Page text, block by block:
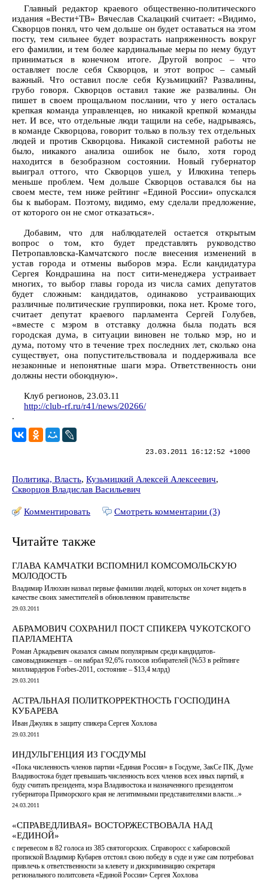
Главный редактор краевого общественно-политического
издания «Вести+ТВ» Вячеслав Скалацкий считает: «Видимо,
Скворцов понял, что чем дольше он будет оставаться на этом
посту, тем сильнее будет возрастать напряженность вокруг
его фамилии, и тем более кардинальные меры по нему будут
приниматься в конечном итоге. Другой вопрос – что
оставляет после себя Скворцов, и этот вопрос – самый
важный. Что оставил после себя Кузьмицкий? Развалины,
грубо говоря. Скворцов оставил такие же развалины. Он
пишет в своем прощальном послании, что у него осталась
крепкая команда управленцев, но никакой крепкой команды
нет. И все, что отдельные люди тащили на себе, надрываясь,
в команде Скворцова, говорит только в пользу тех отдельных
людей и против Скворцова. Никакой системной работы не
было, никакого анализа ошибок не было, хотя город
находится в безобразном состоянии. Новый губернатор
выиграл оттого, что Скворцов ушел, у Илюхина теперь
меньше проблем. Чем дольше Скворцов оставался бы на
своем месте, тем ниже рейтинг «Единой России» опускался
бы к выборам. Поэтому, видимо, ему сделали предложение,
от которого он не смог отказаться».
Добавим, что для наблюдателей остается открытым
вопрос о том, кто будет представлять руководство
Петропавловска-Камчатского после внесения изменений в
устав города и отмены выборов мэра. Если кандидатура
Сергея Кондрашина на пост сити-менеджера устраивает
многих, то выбор главы города из числа самих депутатов
будет сложным: кандидатов, одинаково устраивающих
различные политические группировки, пока нет. Кроме того,
считает депутат краевого парламента Сергей Голубев,
«вместе с мэром в отставку должна была подать вся
городская дума, в ситуации виновен не только мэр, но и
дума, потому что в течение трех последних лет, сколько она
существует, она попустительствовала и поддерживала все
незаконные и непонятные шаги мэра. Ответственность они
должны нести обоюдную».
Клуб регионов, 23.03.11
http://club-rf.ru/r41/news/20266/
.
23.03.2011 16:12:52 +1000
Политика, Власть, Кузьмицкий Алексей Алексеевич,
Скворцов Владислав Васильевич
Комментировать Смотреть комментарии (3)
Читайте также
ГЛАВА КАМЧАТКИ ВСПОМНИЛ КОМСОМОЛЬСКУЮ
МОЛОДОСТЬ
Владимир Илюхин назвал первые фамилии людей, которых он хочет видеть в
качестве своих заместителей в обновленном правительстве
29.03.2011
АБРАМОВИЧ СОХРАНИЛ ПОСТ СПИКЕРА ЧУКОТСКОГО
ПАРЛАМЕНТА
Роман Аркадьевич оказался самым популярным среди кандидатов-
самовыдвиженцев – он набрал 92,6% голосов избирателей (№53 в рейтинге
миллиардеров Forbes-2011, состояние – $13,4 млрд)
29.03.2011
АСТРАЛЬНАЯ ПОЛИТКОРРЕКТНОСТЬ ГОСПОДИНА
КУБАРЕВА
Иван Джуляк в защиту спикера Сергея Хохлова
29.03.2011
ИНДУЛЬГЕНЦИЯ ИЗ ГОСДУМЫ
«Пока численность членов партии «Единая Россия» в Госдуме, ЗакСе ПК, Думе
Владивостока будет превышать численность всех членов всех иных партий, я
буду считать президента, мэра Владивостока и назначенного президентом
губернатора Приморского края не легитимными представителями власти...»
24.03.2011
«СПРАВЕДЛИВАЯ» ВОСТОРЖЕСТВОВАЛА НАД
«ЕДИНОЙ»
с перевесом в 82 голоса из 385 святогорских. Справоросс с хабаровской
пропиской Владимир Кубарев отстоял свою победу в суде и уже сам потребовал
привлечь к ответственности за клевету и дискриминацию секретаря
регионального политсовета «Единой России» Сергея Хохлова